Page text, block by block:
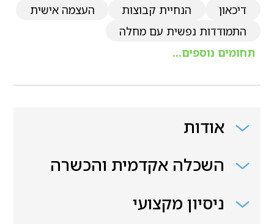
דיכאון
הנחיית קבוצות
העצמה אישית
התמודדות נפשית עם מחלה
תחומים נוספים...
אודות
השכלה אקדמית והכשרה
ניסיון מקצועי